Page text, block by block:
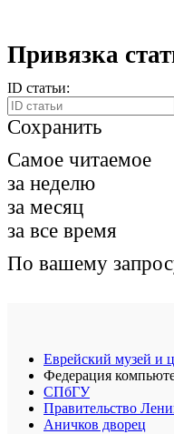
Привязка
ID статьи:
Сохранить
Самое читаемое
за неделю
за месяц
за все время
По вашему
Еврейский музей и
Федерация
СПбГУ
Правительство
Аничков дворец